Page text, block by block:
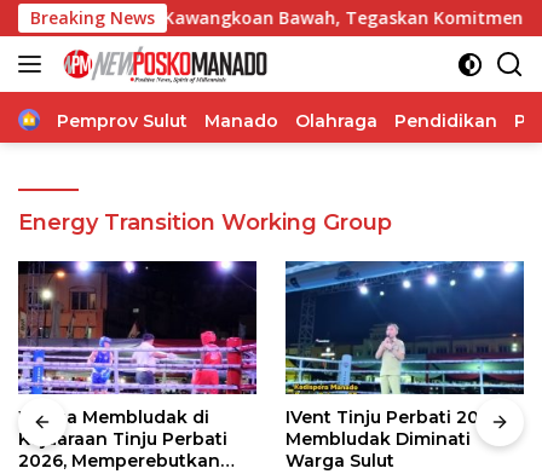
Langsung
ke
konten
Breaking News
Kawangkoan Bawah, Tegaskan Komitmen Dukung
Home
Pemprov Sulut Manado Olahraga Pendidikan
Energy Transition Working Group
Warga Membludak di
Kejuaraan Tinju Perbati
2026, Memperebutkan
IVent Tinju Perbati 2026
Membludak Diminati
Warga Sulut